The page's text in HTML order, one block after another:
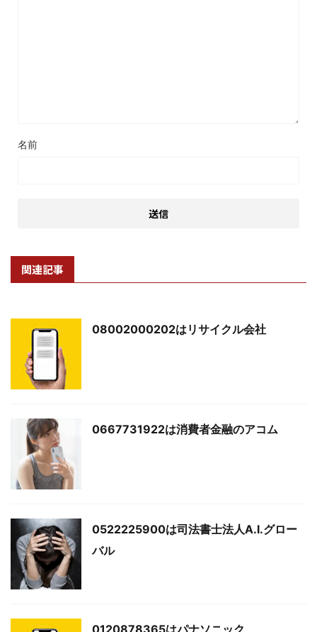
名前
関連記事
08002000202はリサイクル会社
0667731922は消費者金融のアコム
0522225900は司法書士法人A.I.グロー
バル